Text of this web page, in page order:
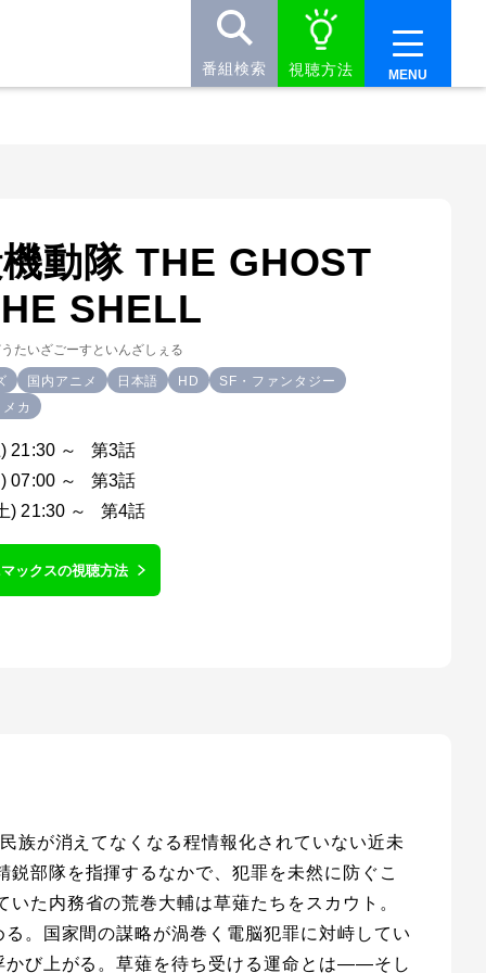
番組検索 視聴方法
動隊 THE GHOST
SHELL
たいざごーすといんざしぇる
国内アニメ 日本語 HD
SF・ファンタジー
カ
21:30 ～ 第3話
07:00 ～ 第3話
) 21:30 ～ 第4話
ックスの視聴方法
族が消えてなくなる程情報化されていない近未
部隊を指揮するなかで、犯罪を未然に防ぐこ
た内務省の荒巻大輔は草薙たちをスカウト。
。国家間の謀略が渦巻く電脳犯罪に対峙してい
かび上がる。草薙を待ち受ける運命とは――そし